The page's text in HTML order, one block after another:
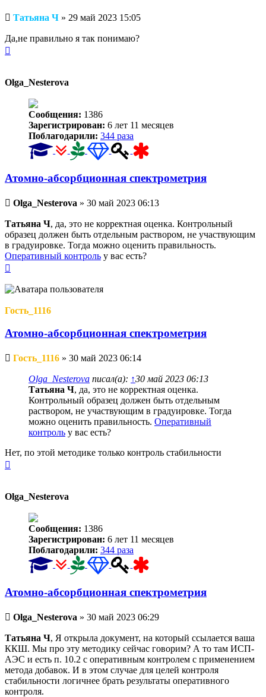
Непрочитанное
Татьяна Ч » 29 май 2023 15:05
Да,не правильно я так понимаю?
Olga_Nesterova
Сообщения: 1386
Зарегистрирован: 6 лет 11 месяцев
Поблагодарили: 344 раза
Атомно-абсорбционная спектрометрия
Непрочитанное
сообщение
Olga_Nesterova » 30 май 2023 06:13
Татьяна Ч, да, это не корректная оценка. Контрольный
образец должен быть отдельным раствором, не участвующим
в градуировке. Тогда можно оценить правильность.
Оперативный контроль у вас есть?
началу
Гость_1116
Атомно-абсорбционная спектрометрия
Непрочитанное
сообщение
Гость_1116 » 30 май 2023 06:14
Olga_Nesterova писал(а): ↑30 май 2023 06:13
Татьяна Ч, да, это не корректная оценка.
Контрольный образец должен быть отдельным
раствором, не участвующим в градуировке. Тогда
можно оценить правильность. Оперативный
контроль у вас есть?
Нет, по этой методике только контроль стабильности
Olga_Nesterova
Сообщения: 1386
Зарегистрирован: 6 лет 11 месяцев
Поблагодарили: 344 раза
Атомно-абсорбционная спектрометрия
Непрочитанное
сообщение
Olga_Nesterova » 30 май 2023 06:29
Татьяна Ч, Я открыла документ, на который ссылается ваша
ККШ. Мы про эту методику сейчас говорим? А то там ИСП-
АЭС и есть п. 10.2 с оперативным контролем с применением
метода добавок. И в этом случае для целей контроля
стабильности логичнее брать результаты оперативного
контроля.